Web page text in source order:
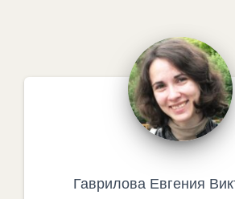
Гаврилова Евгения